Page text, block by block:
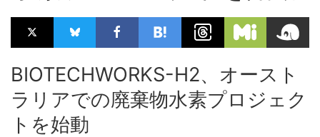
BIOTECHWORKS-H2、オースト
ラリアでの廃棄物水素プロジェク
トを始動